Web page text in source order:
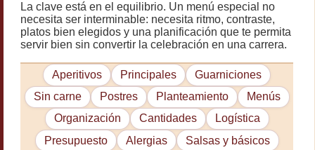
La clave está en el equilibrio. Un menú especial no
necesita ser interminable: necesita ritmo, contraste,
platos bien elegidos y una planificación que te permita
servir bien sin convertir la celebración en una carrera.
Aperitivos Principales
Guarniciones
Sin carne
Postres Planteamiento
Menús
Organización
Cantidades
Logística
Presupuesto
Alergias
Salsas y básicos